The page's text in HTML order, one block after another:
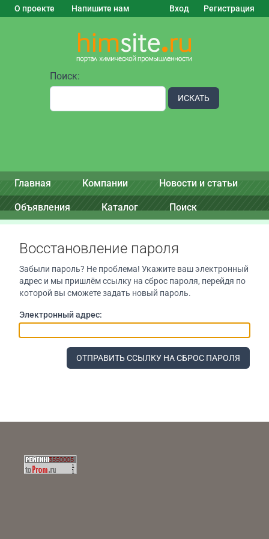
О проекте Напишите нам Вход Регистрация
Поиск:
ИСКАТЬ
Главная Компании Новости и статьи
Объявления Каталог Поиск
Восстановление пароля
Забыли пароль? Не проблема! Укажите ваш электронный
адрес и мы пришлём ссылку на сброс пароля, перейдя по
которой вы сможете задать новый пароль.
Электронный адрес:
ОТПРАВИТЬ ССЫЛКУ НА СБРОС ПАРОЛЯ